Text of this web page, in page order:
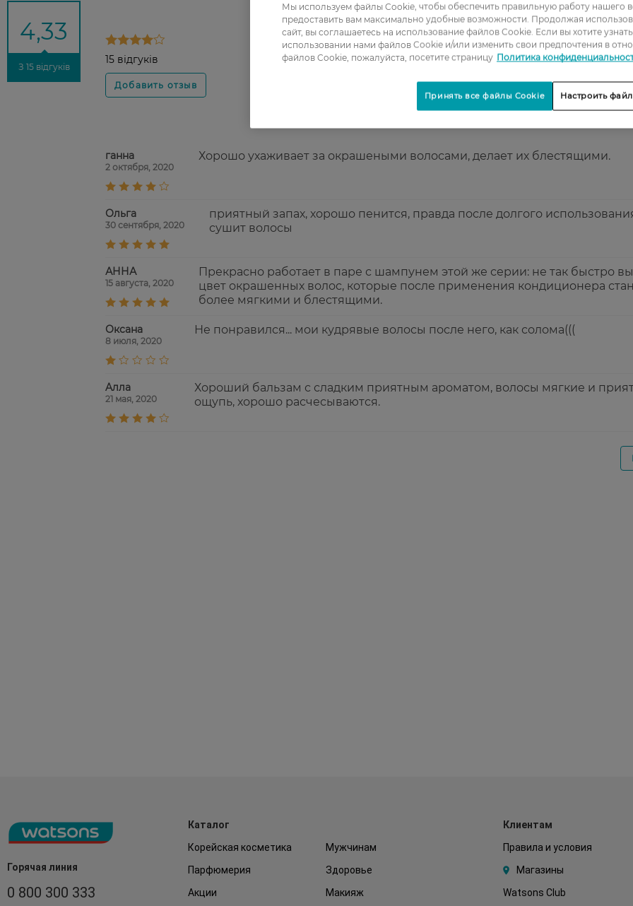
4,33
З 15 відгуків
15 відгуків
1
2
3
5
ганна
2 октября, 2020
Хорошо ухаживает за окрашеными волосами, делает их блестящими.
Ольга
30 сентября, 2020
приятный запах, хорошо пенится, правда после долгого
сушит волосы
АННА
15 августа, 2020
Прекрасно работает в паре с шампунем этой же серии: не так быстро
цвет окрашенных волос, которые после применения кондиционера
более мягкими и блестящими.
Оксана
8 июля, 2020
Не понравился... мои кудрявые волосы после него, как солома(((
Aлла
21 мая, 2020
Хороший бальзам с сладким приятным ароматом, волосы мягкие и
ощупь, хорошо расчесываются.
Горячая линия
0 800 300 333
Каталог
Корейская косметика
Мужчинам
Парфюмерия
Здоровье
Акции
Макияж
Клиентам
Правила и условия
Магазины
Watsons Club
Мы используем файлы Cookie, чтобы обеспечить правильную работу нашего
предоставить вам максимально удобные возможности. Продолжая
сайт, вы соглашаетесь на использование файлов Cookie. Если вы хотите
использовании нами файлов Cookie и/или изменить свои предпочтения в
файлов Cookie, пожалуйста, посетите страницу Политика
Настроить
Принять все файлы Cookie